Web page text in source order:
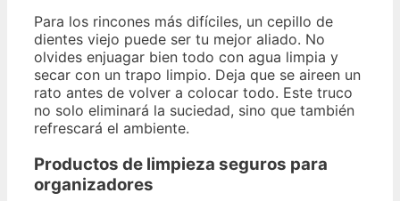
Para los rincones más difíciles, un cepillo de
dientes viejo puede ser tu mejor aliado. No
olvides enjuagar bien todo con agua limpia y
secar con un trapo limpio. Deja que se aireen un
rato antes de volver a colocar todo. Este truco
no solo eliminará la suciedad, sino que también
refrescará el ambiente.
Productos de limpieza seguros para
organizadores